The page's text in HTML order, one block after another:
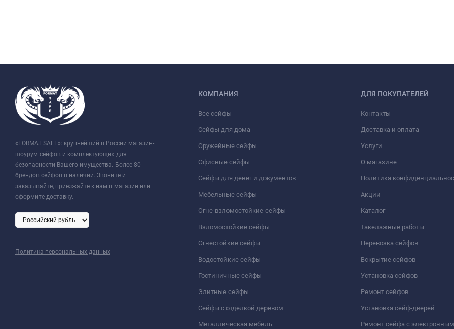
«FORMAT SAFE»: крупнейший в России магазин-
шоурум сейфов и комплектующих для
безопасности Вашего имущества. Более 80
брендов сейфов в наличии. Звоните и
заказывайте, приезжайте к нам в магазин или
оформите доставку.
Политика персональных данных
КОМПАНИЯ
Все сейфы
Сейфы для дома
Оружейные сейфы
Офисные сейфы
Сейфы для денег и документов
Мебельные сейфы
Огне-взломостойкие сейфы
Взломостойкие сейфы
Огнестойкие сейфы
Водостойкие сейфы
Гостиничные сейфы
Элитные сейфы
Сейфы с отделкой деревом
Металлическая мебель
ДЛЯ ПОКУПАТЕЛЕЙ
Контакты
Доставка и оплата
Услуги
О магазине
Политика
Акции
Каталог
Такелажные работы
Перевозка сейфов
Вскрытие сейфов
Установка сейфов
Ремонт сейфов
Установка сейф-дверей
Ремонт сейфа с